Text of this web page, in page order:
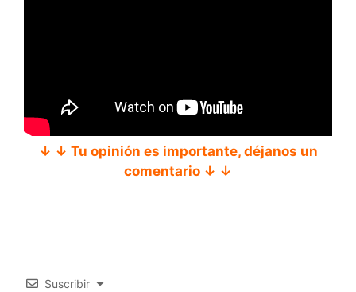
↓ ↓ Tu opinión es importante, déjanos un
comentario ↓ ↓
Suscribir